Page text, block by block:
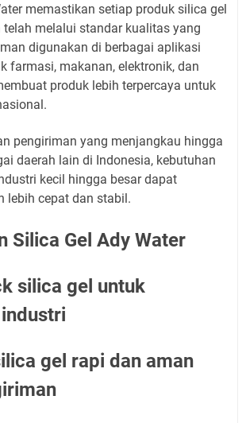
memastikan setiap produk silica gel
melalui standar kualitas yang
digunakan di berbagai aplikasi
farmasi, makanan, elektronik, dan
produk lebih terpercaya untuk
pengiriman yang menjangkau hingga
daerah lain di Indonesia, kebutuhan
kecil hingga besar dapat
lebih cepat dan stabil.
Silica Gel Ady Water
silica gel untuk
gel rapi dan aman